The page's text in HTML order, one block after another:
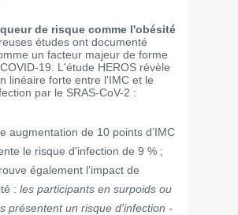
de risque comme l'obésité
études ont documenté
un facteur majeur de forme
19. L'étude HEROS révèle
linéaire forte entre l'IMC et le
par le SRAS-CoV-2 :
augmentation de 10 points d’IMC
le risque d'infection de 9 % ;
également l’impact de
: les participants en surpoids ou
présentent un risque d'infection -